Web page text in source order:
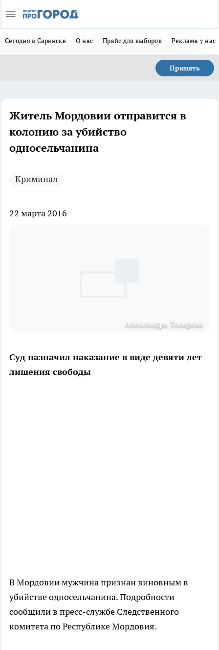
Сегодня в Саранске О нас Прайс для выборов Реклама у нас
Принять
Житель Мордовии отправится в
колонию за убийство
односельчанина
Криминал
22 марта 2016
Александра Токарева
Суд назначил наказание в виде девяти лет
лишения свободы
В Мордовии мужчина признан виновным в
убийстве односельчанина. Подробности
сообщили в пресс-службе Следственного
комитета по Республике Мордовия.